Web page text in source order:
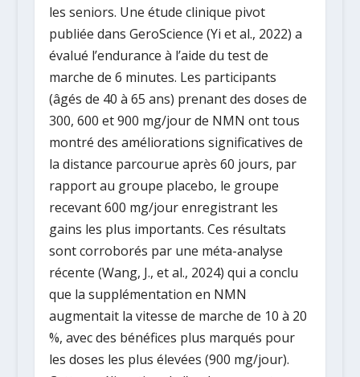
les seniors. Une étude clinique pivot
publiée dans GeroScience (Yi et al., 2022) a
évalué l’endurance à l’aide du test de
marche de 6 minutes. Les participants
(âgés de 40 à 65 ans) prenant des doses de
300, 600 et 900 mg/jourde NMN ont tous
montré des améliorations significatives de
la distance parcourue après 60 jours, par
rapport au groupe placebo, le groupe
recevant600 mg/jourenregistrant les
gains les plus importants. Ces résultats
sont corroborés par une méta-analyse
récente (Wang, J., et al., 2024) qui a conclu
que la supplémentation en NMN
augmentait la vitesse de marche de 10 à 20
%, avec des bénéfices plus marqués pour
les doses les plus élevées (900 mg/jour).